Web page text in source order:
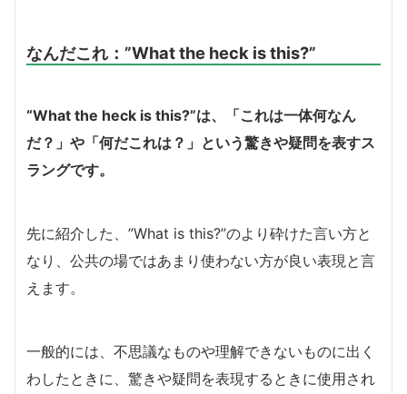
なんだこれ：”What the heck is this?”
“What the heck is this?”は、「これは一体何なん
だ？」や「何だこれは？」という驚きや疑問を表すス
ラングです。
先に紹介した、”What is this?”のより砕けた言い方と
なり、公共の場ではあまり使わない方が良い表現と言
えます。
一般的には、不思議なものや理解できないものに出く
わしたときに、驚きや疑問を表現するときに使用され